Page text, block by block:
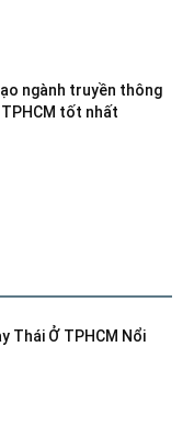
ngành truyền thông
tốt nhất
Thái Ở TPHCM Nổi